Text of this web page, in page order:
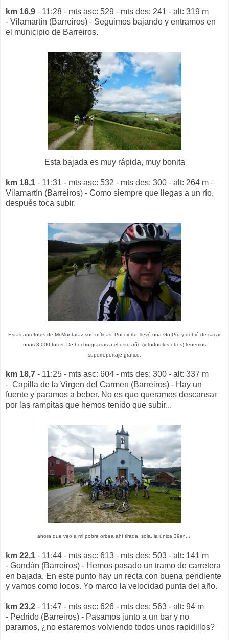
km 16,9 - 11:28 - mts asc: 529 - mts des: 241 - alt: 319 m
- Vilamartín (Barreiros) - Seguimos bajando y entramos en
el municipio de Barreiros.
Esta bajada es muy rápida, muy bonita
km 18,1 - 11:31 - mts asc: 532 - mts des: 300 - alt: 264 m -
Vilamartín (Barreiros) - Como siempre que llegas a un río,
después toca subir.
Estas autofotos de Mr.Montaraz son míticas. Por cierto, llevó una Go-Pro y debió de sacar
unas 3.000 fotos. De hecho gracias a él este año (y todos los otros) tenemos
superreportaje gráfico.
km 18,7 - 11:25 - mts asc: 604 - mts des: 300 - alt: 337 m
- Capilla de la Virgen del Carmen (Barreiros) - Hay un
fuente y paramos a beber. No es que queramos descansar
por las rampitas que hemos tenido que subir...
ahora que veo a mi pobre orbea ahí tirada, sola, la única 29er....
km 22,1 - 11:44 - mts asc: 613 - mts des: 503 - alt: 141 m
- Gondán (Barreiros) - Hemos pasado un tramo de carretera
en bajada. En este punto hay un recta con buena pendiente
y vamos como locos. Yo marco la velocidad punta del año.
km 23,2 - 11:47 - mts asc: 626 - mts des: 563 - alt: 94 m
- Pedrido (Barreiros) - Pasamos junto a un bar y no
paramos, ¿no estaremos volviendo todos unos rapidillos?